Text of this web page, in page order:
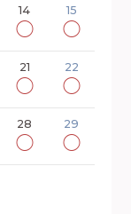
14
◯
15
◯
21
◯
22
◯
28
◯
29
◯